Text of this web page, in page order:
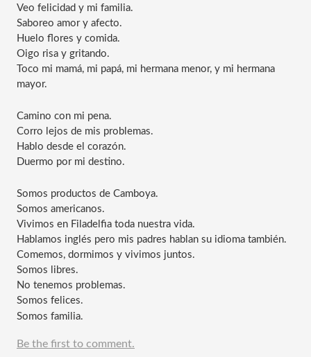
Veo felicidad y mi familia.
Saboreo amor y afecto.
Huelo flores y comida.
Oigo risa y gritando.
Toco mi mamá, mi papá, mi hermana menor, y mi hermana
mayor.
Camino con mi pena.
Corro lejos de mis problemas.
Hablo desde el corazón.
Duermo por mi destino.
Somos productos de Camboya.
Somos americanos.
Vivimos en Filadelfia toda nuestra vida.
Hablamos inglés pero mis padres hablan su idioma también.
Comemos, dormimos y vivimos juntos.
Somos libres.
No tenemos problemas.
Somos felices.
Somos familia.
Be the first to comment.